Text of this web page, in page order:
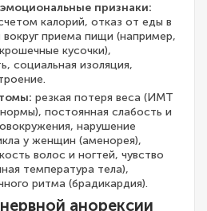
признаки:
калорий, отказ от еды в
приема пищи (например,
кусочки),
социальная изоляция,
резкая потеря веса (ИМТ
постоянная слабость и
нарушение
у женщин (аменорея),
волос и ногтей, чувство
температура тела),
ритма (брадикардия).
анорексии